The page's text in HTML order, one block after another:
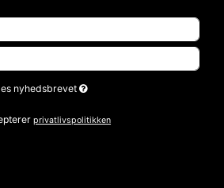
nyhedsbrevet
privatlivspolitikken